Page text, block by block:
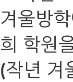
겨울방
희 학원
(작년 겨